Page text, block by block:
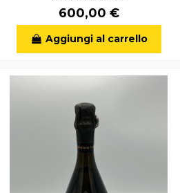
600,00 €
Aggiungi al carrello